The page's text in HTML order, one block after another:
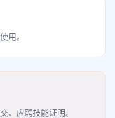
用。
、应聘技能证明。